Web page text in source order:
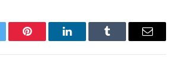
Pinterest LinkedInTumblr Email